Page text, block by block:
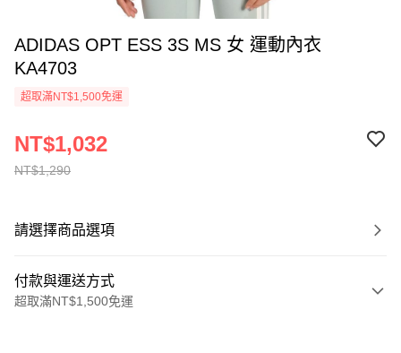
ADIDAS OPT ESS 3S MS 女 運動內衣
KA4703
超取滿NT$1,500免運
NT$1,290
NT$1,032
請選擇商品選項
付款與運送方式
超取滿NT$1,500免運